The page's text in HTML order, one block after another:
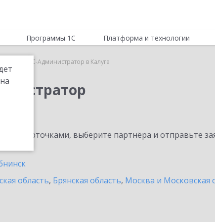
Программы 1С Платформа и технологии
1С-Администратор в Калуге
карточками, выберите партнёра и отправьте
область, Брянская область, Москва и Московская